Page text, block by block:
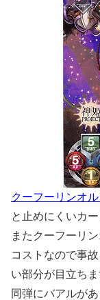
クーフーリンオル
と止めにくいカー
またクーフーリ
コストなので事
い部分が目立ちま
同弾にバアルが